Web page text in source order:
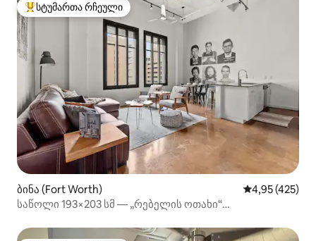
სტუმართა რჩეული მოწინავე ვარიანტი
სტუმართა რჩეული
ბინა (Fort Worth) საშუალო
4,95 (425)
საწოლი 193×203 სმ — „რებელის ოთახი“